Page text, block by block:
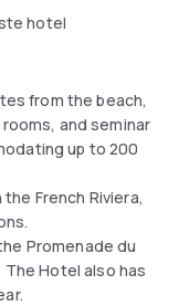
hotel
from the beach,
and seminar
up to 200
French Riviera,
Promenade du
The Hotel also has